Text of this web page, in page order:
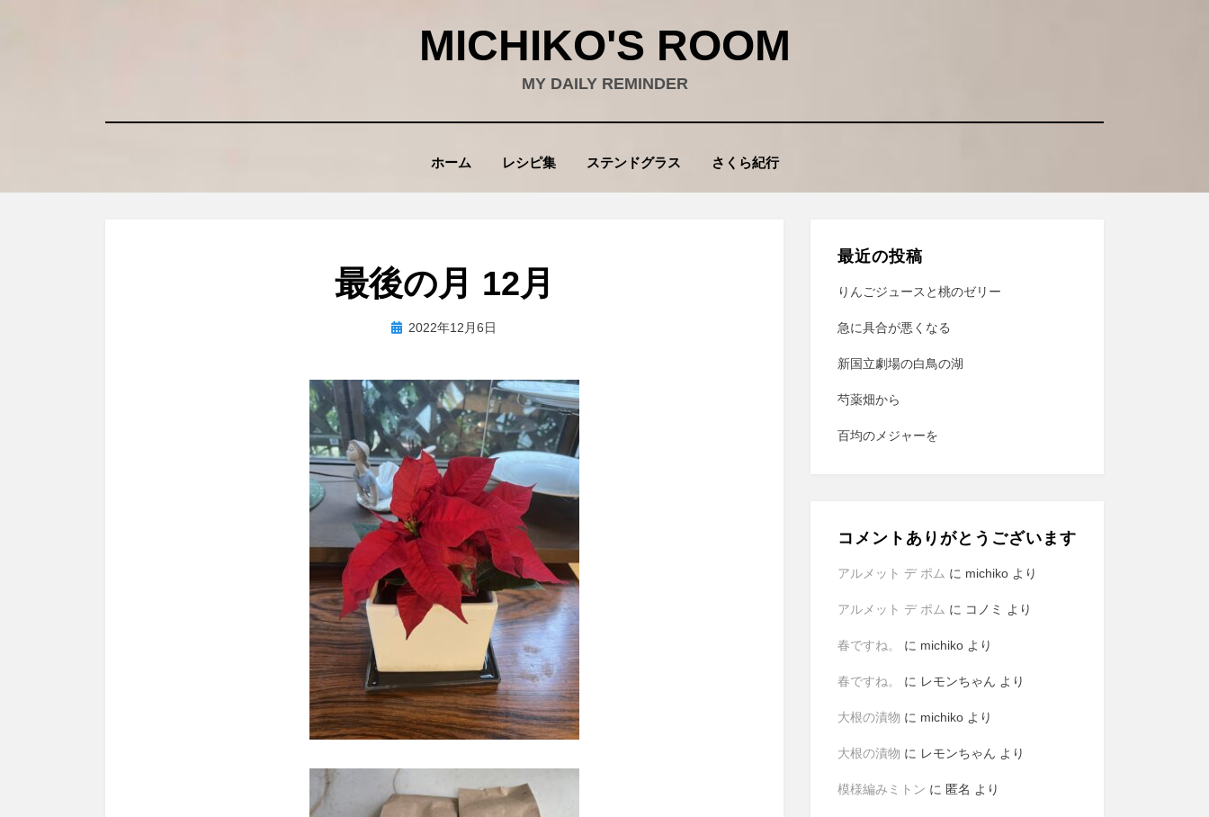
MICHIKO'S ROOM
MY DAILY REMINDER
ホーム レシピ集 ステンドグラス さくら紀行
最後の月 12月
投稿者wad
投 2022年12月6日
最近の投稿
りんごジュースと桃のゼリー
急に具合が悪くなる
新国立劇場の白鳥の湖
芍薬畑から
百均のメジャーを
コメントありがとうございます
アルメット デ ポム に michikoより
アルメット デ ポム に コノミ より
春ですね。 に michikoより
春ですね。 に レモンちゃん より
大根の漬物 に michikoより
大根の漬物 に レモンちゃん より
模様編みミトン に 匿名 より